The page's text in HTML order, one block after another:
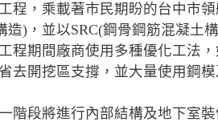
工程，乘載著市民期盼的台中市
造)，並以SRC(鋼骨鋼筋混凝土
程期間廠商使用多種優化工法
去開挖區支撐，並大量使用鋼
階段將進行內部結構及地下室